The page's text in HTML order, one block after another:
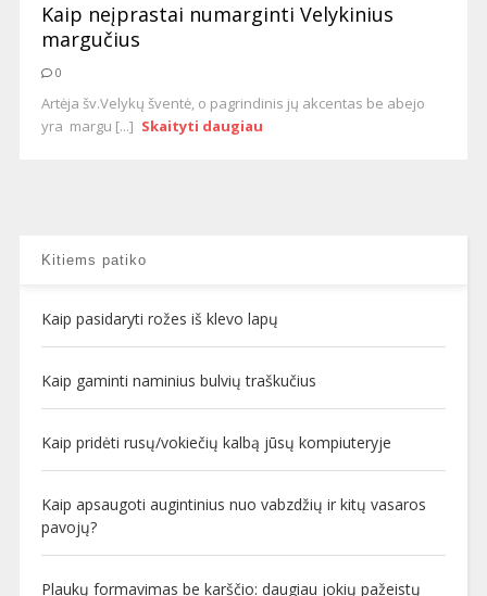
Kaip neįprastai numarginti Velykinius
margučius
0
Artėja šv.Velykų šventė, o pagrindinis jų akcentas be abejo
yra margu [...] Skaityti daugiau
Kitiems patiko
Kaip pasidaryti rožes iš klevo lapų
Kaip gaminti naminius bulvių traškučius
Kaip pridėti rusų/vokiečių kalbą jūsų kompiuteryje
Kaip apsaugoti augintinius nuo vabzdžių ir kitų vasaros
pavojų?
Plaukų formavimas be karščio: daugiau jokių pažeistų